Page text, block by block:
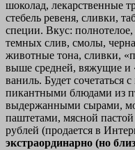
шоколад, лекарственные
стебель ревеня, сливки,
специи. Вкус: полнотелое,
темных слив, смолы,
животные тона, сливки,
выше средней, вяжущие и
ваниль. Будет
пикантными блюдами из
выдержанными сырами,
паштетами, мясной
рублей (продается в
экстраординарно (но